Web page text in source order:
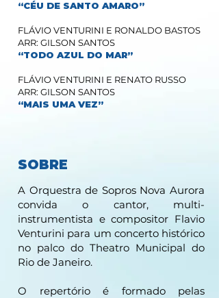
“CÉU DE SANTO AMARO”
FLÁVIO VENTURINI E RONALDO BASTOS
ARR: GILSON SANTOS
“TODO AZUL DO MAR”
FLÁVIO VENTURINI E RENATO RUSSO
ARR: GILSON SANTOS
“MAIS UMA VEZ”
A Orquestra de Sopros Nova Aurora
convida o cantor, multi-
instrumentista e compositor Flavio
Venturini para um concerto histórico
no palco do Theatro Municipal do
Rio de Janeiro.
O repertório é formado pelas
SOBRE